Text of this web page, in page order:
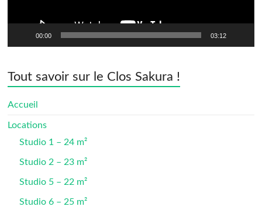
00:00 03:12
Tout savoir sur le Clos Sakura !
Accueil
Locations
Studio 1 – 24 m²
Studio 2 – 23 m²
Studio 5 – 22 m²
Studio 6 – 25 m²